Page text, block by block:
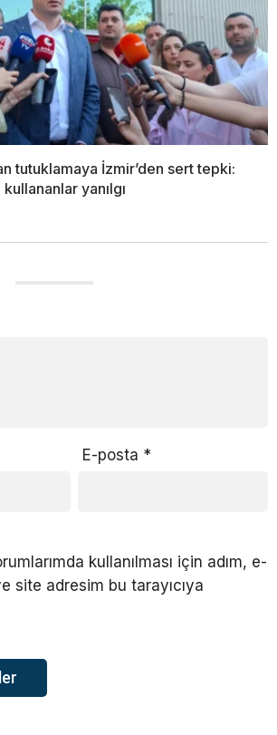
tutuklamaya İzmir’den sert tepki:
yanılgı
E-posta *
kullanılması için adım, e-
site adresim bu tarayıcıya